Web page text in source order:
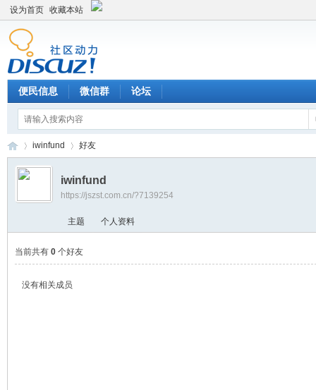
设为首页 收藏本站
便民信息 微信群 论坛
›
iwinfund 好友
iwinfund
https://jszst.com.cn/?7139254
主题 个人资料
当前共有 0个好友
没有相关成员